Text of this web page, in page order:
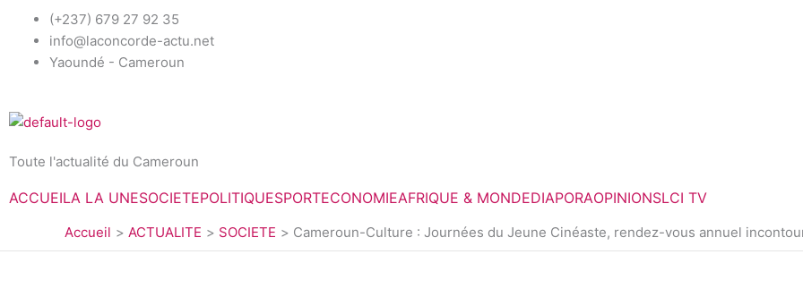
(+237) 679 27 92 35
info@laconcorde-actu.net
Yaoundé - Cameroun
b
o
t
e
Toute l'actualité du Cameroun
ACCUEILA LA UNESOCIETEPOLITIQUESPORTECONOMIEAFRIQUE & MONDEDIAPORAOPINIONSLCI TV
Accueil ACTUALITE SOCIETE Cameroun-Culture : Journées du Jeune Cinéaste, rendez-vous annuel